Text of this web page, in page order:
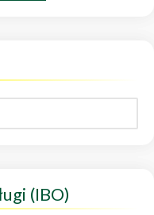
(IBO)